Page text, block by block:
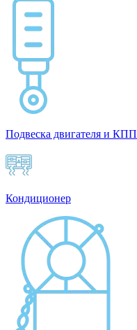
Подвеска двигателя и КПП
Кондиционер